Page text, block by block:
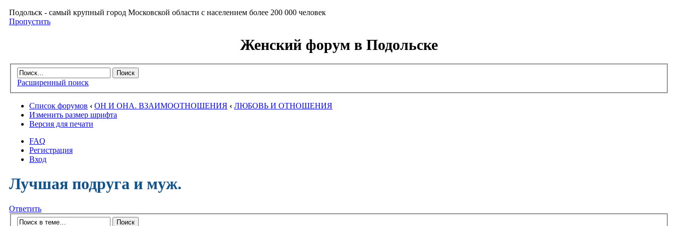
Подольск - самый крупный город Московской области с населением более 200 000 человек
Пропустить
Женский форум в Подольске
Расширенный поиск
Список форумов ‹ ОН И ОНА. ВЗАИМООТНОШЕНИЯ ‹ ЛЮБОВЬ И ОТНОШЕНИЯ
Изменить размер шрифта
Версия для печати
FAQ
Регистрация
Вход
Лучшая подруга и муж.
Ответить